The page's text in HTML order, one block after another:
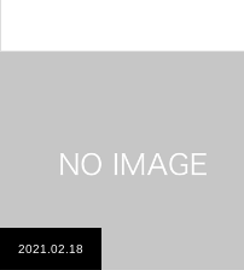
2021.02.18